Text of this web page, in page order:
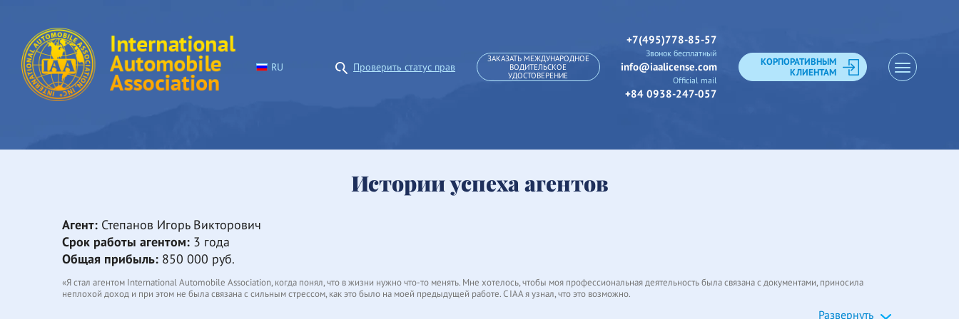
RU Проверить статус прав
ЗАКАЗАТЬ МЕЖДУНАРОДНОЕ
ВОДИТЕЛЬСКОЕ
УДОСТОВЕРЕНИЕ
+7(495)778-85-57
Звонок бесплатный
info@iaalicense.com
Official mail
+84 0938-247-057
КОРПОРАТИВНЫМ
КЛИЕНТАМ
Истории успеха агентов
Агент: Степанов Игорь Викторович
Срок работы агентом: 3 года
Общая прибыль: 850 000 руб.
«Я стал агентом International Automobile Association, когда понял, что в жизни нужно что-то менять. Мне хотелось, чтобы моя профессиональная деятельность была связана с документами, приносила
неплохой доход и при этом не была связана с сильным стрессом, как это было на моей предыдущей работе. С IAA я узнал, что это возможно.
Конечно, работа с международными водительскими удостоверениями – это большая ответственность, ведь МВУ должны быть идеально оформлены законодательно, а работа агента – проверитьРазвернуть